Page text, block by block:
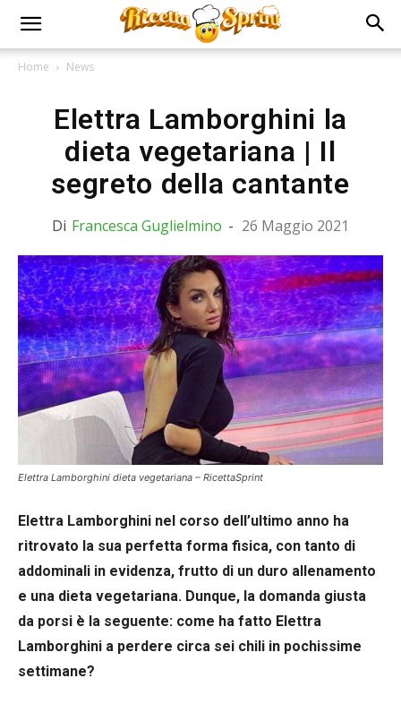
Home News
Elettra Lamborghini la
dieta vegetariana | Il
segreto della cantante
Di Francesca Guglielmino - 26 Maggio 2021
Elettra Lamborghini dieta vegetariana – RicettaSprint
Elettra Lamborghini nel corso dell’ultimo anno ha
ritrovato la sua perfetta forma fisica, con tanto di
addominali in evidenza, frutto di un duro allenamento
e una dieta vegetariana. Dunque, la domanda giusta
da porsi è la seguente: come ha fatto Elettra
Lamborghini a perdere circa sei chili in pochissime
settimane?